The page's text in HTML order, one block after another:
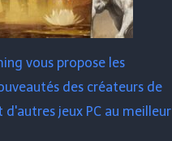
vous propose les
des créateurs de
d'autres jeux PC au meilleur